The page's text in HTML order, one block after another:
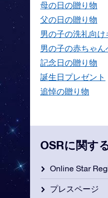
母の日の贈り物
父の日の贈り物
男の子の洗礼向け
男の子の赤ちゃん
記念日の贈り物
誕生日プレゼント
追悼の贈り物
OSRに関す
Online Star
プレスページ